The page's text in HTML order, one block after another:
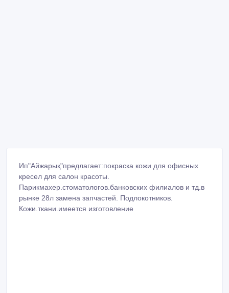
Ип"Айжарық"предлагает:покраска кожи для офисных
кресел для салон красоты.
Парикмахер.стоматологов.банковских филиалов и тд.в
рынке 28л замена запчастей. Подлокотников.
Кожи.ткани.имеется изготовление